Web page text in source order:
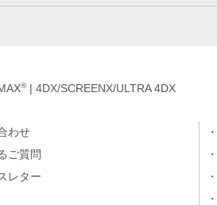
®| 4DX/SCREENX/ULTRA 4DX
わせ
ご質問
レター